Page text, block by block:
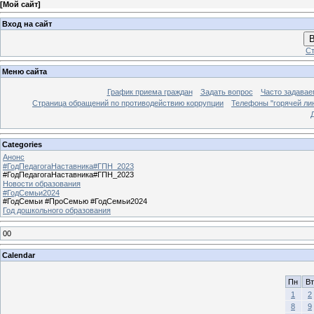
[Мой сайт]
Вход на сайт
Меню сайта
График приема граждан Задать вопрос
Часто
Страница обращений по противодействию коррупции
Телефоны "горячей
Categories
Анонс
#ГодПедагогаНаставника#ГПН_2023
#ГодПедагогаНаставника#ГПН_2023
Новости образования
#ГодСемьи2024
#ГодСемьи #ПроСемью #ГодСемьи2024
Год дошкольного образования
00
Calendar
Пн
Вт
1
2
8
9